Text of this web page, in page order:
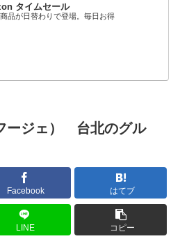
タイムセール
商品が日替わりで登場。毎日お得
ージェ） 台北のグル
Facebook はてブ
LINE
コピー